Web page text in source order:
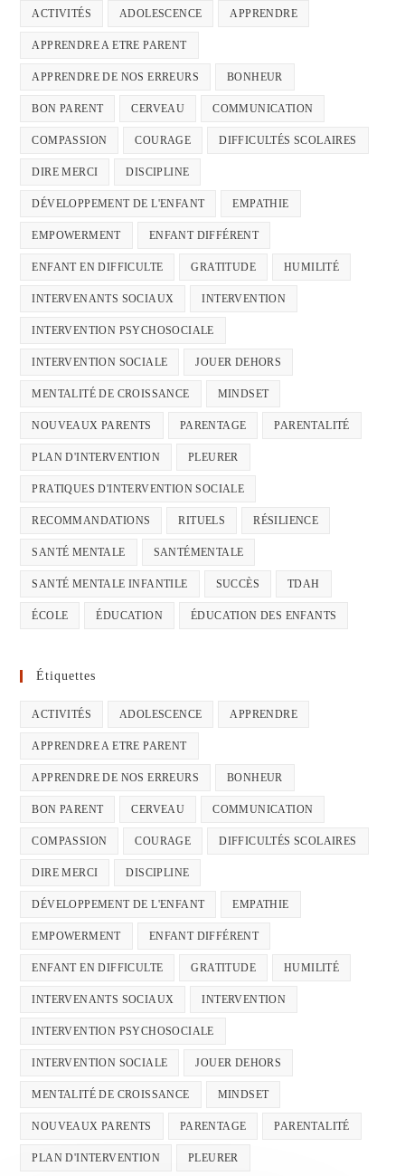
ACTIVITÉS ADOLESCENCE APPRENDRE
APPRENDRE A ETRE PARENT
APPRENDRE DE NOS ERREURS BONHEUR
BON PARENT CERVEAU COMMUNICATION
COMPASSION COURAGE DIFFICULTÉS SCOLAIRES
DIRE MERCI DISCIPLINE
DÉVELOPPEMENT DE L'ENFANT EMPATHIE
EMPOWERMENT ENFANT DIFFÉRENT
ENFANT EN DIFFICULTE GRATITUDE HUMILITÉ
INTERVENANTS SOCIAUX INTERVENTION
INTERVENTION PSYCHOSOCIALE
INTERVENTION SOCIALE JOUER DEHORS
MENTALITÉ DE CROISSANCE MINDSET
NOUVEAUX PARENTS PARENTAGE PARENTALITÉ
PLAN D'INTERVENTION PLEURER
PRATIQUES D'INTERVENTION SOCIALE
RECOMMANDATIONS RITUELS RÉSILIENCE
SANTÉ MENTALE SANTÉMENTALE
SANTÉ MENTALE INFANTILE SUCCÈS TDAH
ÉCOLE ÉDUCATION ÉDUCATION DES ENFANTS
Étiquettes
ACTIVITÉS ADOLESCENCE APPRENDRE
APPRENDRE A ETRE PARENT
APPRENDRE DE NOS ERREURS BONHEUR
BON PARENT CERVEAU COMMUNICATION
COMPASSION COURAGE DIFFICULTÉS SCOLAIRES
DIRE MERCI DISCIPLINE
DÉVELOPPEMENT DE L'ENFANT EMPATHIE
EMPOWERMENT ENFANT DIFFÉRENT
ENFANT EN DIFFICULTE GRATITUDE HUMILITÉ
INTERVENANTS SOCIAUX INTERVENTION
INTERVENTION PSYCHOSOCIALE
INTERVENTION SOCIALE JOUER DEHORS
MENTALITÉ DE CROISSANCE MINDSET
NOUVEAUX PARENTS PARENTAGE PARENTALITÉ
PLAN D'INTERVENTION PLEURER